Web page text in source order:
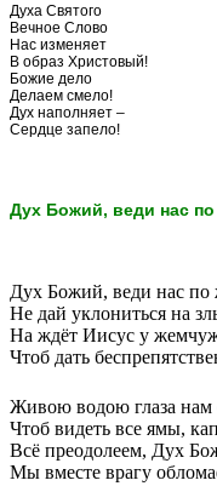
Духа Святого
Вечное Слово
Нас изменяет
В образ Христовый!
Божие дело
Делаем смело!
Дух наполняет –
Сердце запело!
Дух Божий, веди нас
Дух Божий, веди нас по
Не дай уклониться на
На ждёт Иисус у
Чтоб дать
Живою водою глаза нам
Чтоб видеть все ямы,
Всё преодолеем, Дух
Мы вместе врагу